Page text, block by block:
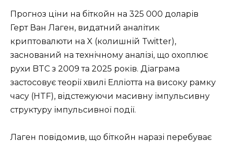
Прогноз ціни на біткойн на 325 000 доларів
Герт Ван Лаген, видатний аналітик
криптовалюти на X (колишній Twitter),
заснований на технічному аналізі, що охоплює
рухи BTC з 2009 та 2025 років. Діаграма
застосовує теорії хвилі Елліотта на високу рамку
часу (HTF), відстежуючи масивну імпульсивну
структуру імпульсивної події.
Лаген повідомив, що біткойн наразі перебуває